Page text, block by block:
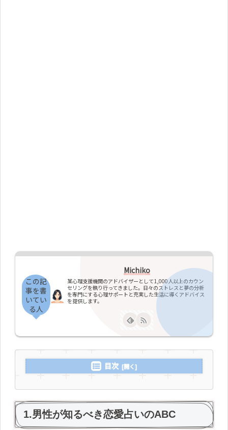
この記
事を書
いてい
る人
Michiko
某心理支援機関のアドバイザーとして1,000人以上のカウン
セリングを執り行ってきました。日々のストレスと夢の分析
を専門にする心理サポートと充実した生活に導くアドバイス
を提供します。
目次
1.男性が知るべき恋愛占いのABC